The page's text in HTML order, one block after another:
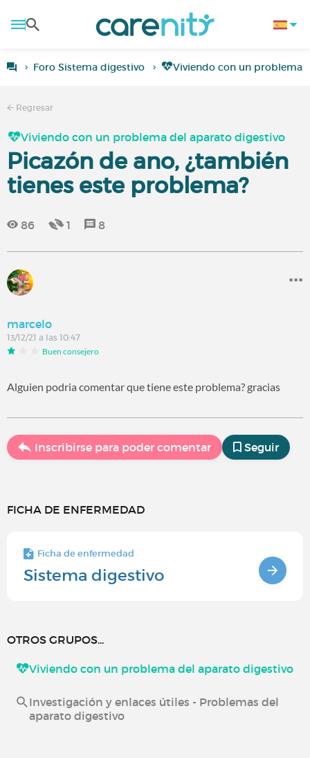
Foro Sistema digestivo Viviendo con un problema
Regresar
Viviendo con un problema del aparato digestivo
Picazón de ano, ¿también
tienes este problema?
86 1 8
marcelo
13/12/21 a las 10:47
Buen consejero
Alguien podria comentar que tiene este problema? gracias
Inscribirse para poder comentar Seguir
FICHA DE ENFERMEDAD
Ficha de enfermedad
Sistema digestivo
OTROS GRUPOS...
Viviendo con un problema del aparato digestivo
Investigación y enlaces útiles - Problemas del
aparato digestivo